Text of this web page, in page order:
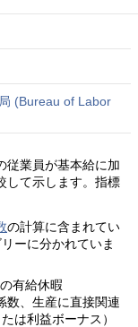
(Bureau of Labor
従業員が基本給に加
して示します。指標
の計算に含まれてい
ーに分かれていま
有給休暇
数、生産に直接関連
は利益ボーナス）